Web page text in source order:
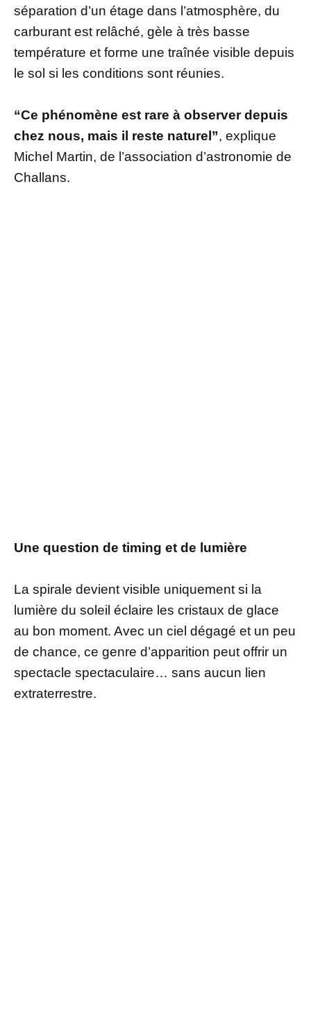
séparation d’un étage dans l’atmosphère, du
carburant est relâché, gèle à très basse
température et forme une traînée visible depuis
le sol si les conditions sont réunies.
“Ce phénomène est rare à observer depuis
chez nous, mais il reste naturel”, explique
Michel Martin, de l’association d’astronomie de
Challans.
Une question de timing et de lumière
La spirale devient visible uniquement si la
lumière du soleil éclaire les cristaux de glace
au bon moment. Avec un ciel dégagé et un peu
de chance, ce genre d’apparition peut offrir un
spectacle spectaculaire… sans aucun lien
extraterrestre.